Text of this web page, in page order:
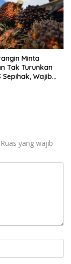
Minta
Tak Turunkan
Sepihak, Wajib
Ruas yang wajib